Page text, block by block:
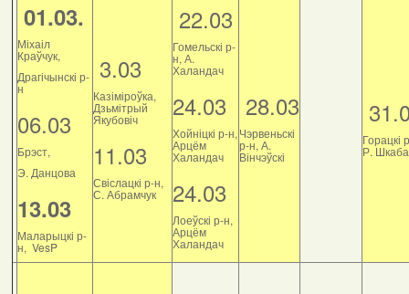
01.03.
Міхаіл
Краўчук,
Драгічынскі р-
н
06.03
Брэст,
Э. Данцова
13.03
Маларыцкі р-
н, VesP
3.03
Казіміроўка,
Дзьмітрый
Якубовіч
11.03
Свіслацкі р-н,
С. Абрамчук
22.03
Гомельскі р-
н, А.
Халандач
24.03
Хойніцкі р-н,
Арцём
Халандач
24.03
Лоеўскі р-н,
Арцём
Халандач
28.03
Чэрвеньскі
р-н, А.
Вінчэўскі
Горацкі
Р.